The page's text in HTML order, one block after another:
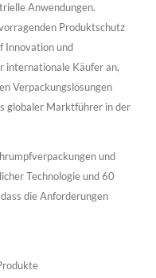
Anwendungen.
Produktschutz
Innovation und
internationale Käufer an,
Verpackungslösungen
globaler Marktführer in der
und
Technologie und 60
die Anforderungen